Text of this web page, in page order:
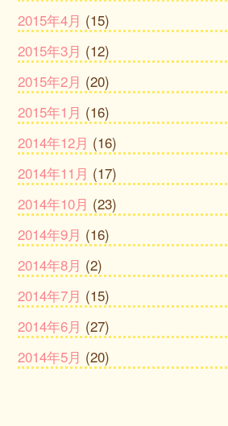
2015年4月 (15)
2015年3月 (12)
2015年2月 (20)
2015年1月 (16)
2014年12月 (16)
2014年11月 (17)
2014年10月 (23)
2014年9月 (16)
2014年8月 (2)
2014年7月 (15)
2014年6月 (27)
2014年5月 (20)